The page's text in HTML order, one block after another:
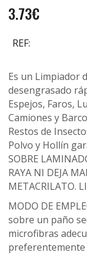
3.73€
REF:
Es un Limpiador
desengrasado
Espejos, Faros,
Camiones y
Restos de
Polvo y Hollín
SOBRE
RAYA NI DEJA
METACRILATO.
MODO DE
sobre un paño
microfibras
preferentemente